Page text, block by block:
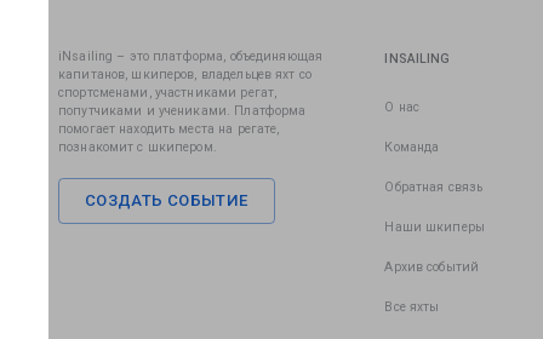
iNsailing – это платформа, объединяющая
капитанов, шкиперов, владельцев яхт со
спортсменами, участниками регат,
попутчиками и учениками. Платформа
помогает находить места на регате,
познакомит с шкипером.
СОЗДАТЬ СОБЫТИЕ
INSAILING
О нас
Команда
Обратная связь
Наши шкиперы
Архив событий
Все яхты